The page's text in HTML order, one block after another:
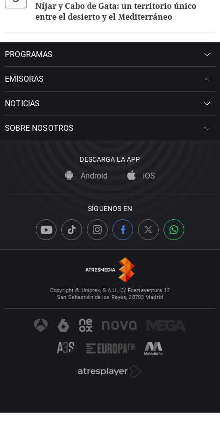
Níjar y Cabo de Gata: un territorio único
entre el desierto y el Mediterráneo
PROGRAMAS
EMISORAS
NOTICIAS
SOBRE NOSOTROS
DESCARGA LA APP
Android iOS
SÍGUENOS EN
Copyright © Uniprex, S.A.U., C/ Fuerteventura 12
San Sebastián de los Reyes, 28703 Madrid